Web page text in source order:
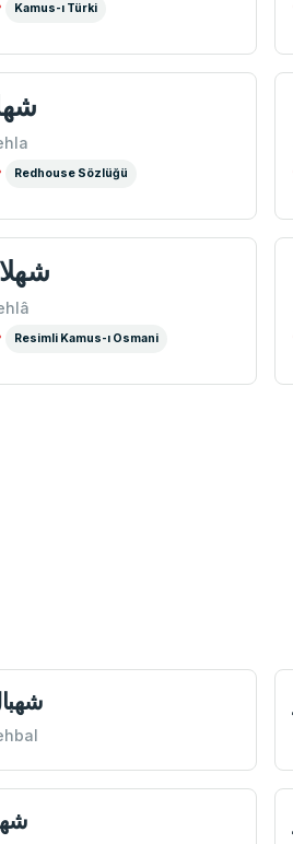
Kamus-ı Türki
Redhouse Sözlüğü
Resimli Kamus-ı Osmani